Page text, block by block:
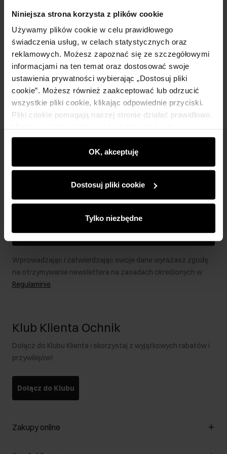
Niniejsza strona korzysta z plików cookie
Używamy plików cookie w celu prawidłowego
świadczenia usług, w celach statystycznych oraz
reklamowych. Możesz zapoznać się ze szczegółowymi
informacjami na ten temat oraz dostosować swoje
ustawienia prywatności wybierając „Dostosuj pliki
cookie”. Możesz również zaakceptować lub odrzucić
wszystkie pliki cookie, klikając odpowiednie przyciski.
Pliki cookie pomagają naszej stronie działać prawidłowo.
wyświetlać im dopasowane do ich preferencji treści,
rekomendacje oraz komunikaty reklamowe informujące o
najnowszych promocjach w e-sklepie. Informacje o tym,
partnerom społecznościowym, reklamowym i
analitycznym. Partnerzy mogą połączyć te informacje z
podczas korzystania z ich usług.
OK, akceptuję
Dostosuj pliki cookie
Tylko niezbędne
Szczegóły
Skład
Opinie
Bądź na bieżąco z nowościami i promocjami!
Zapisz się
Wprowadzając i zatwierdzając swoje dane wyrażasz zgodę
na otrzymywanie newslettera na zasadach określonych w
Regulaminie.
Klub Klienta Ochnik
Dołącz do Klubu Klienta i skorzystaj z wyjątkowych rabatów i
przywilejów!
Dołącz do Klubu
Zakupy online
Zarządzaj cookies